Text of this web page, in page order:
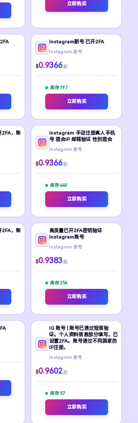
立即购买
Instagram新号 已开2FA
Instagram 新号
$0.9366 起
库存 197
立即购买
，账
Instagram 手动注册真人手机
号 混合IP 邮箱验证 性别混合
Instagram 新号
$0.9366 起
库存 440
立即购买
，账
高质量已开2FA密钥验证
Instagram账号
Instagram 新号
$0.9383 起
库存 254
立即购买
IG 账号 | 账号已通过短信验
证。个人资料信息部分填写。已
设置2FA。账号通过不同国家的
IP注册。
Instagram 新号
$0.9602 起
库存 57
立即购买